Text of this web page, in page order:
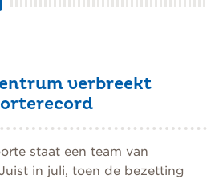
verbreekt
staat een team van
in juli, toen de bezetting